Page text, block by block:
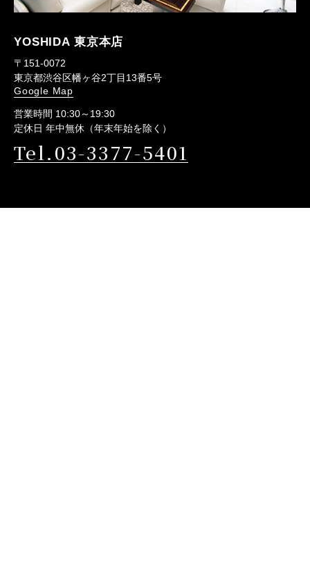
YOSHIDA 東京本店
〒151-0072
東京都渋谷区幡ヶ谷2丁目13番5号
Google Map
営業時間 10:30～19:30
定休日 年中無休（年末年始を除く）
Tel.03-3377-5401